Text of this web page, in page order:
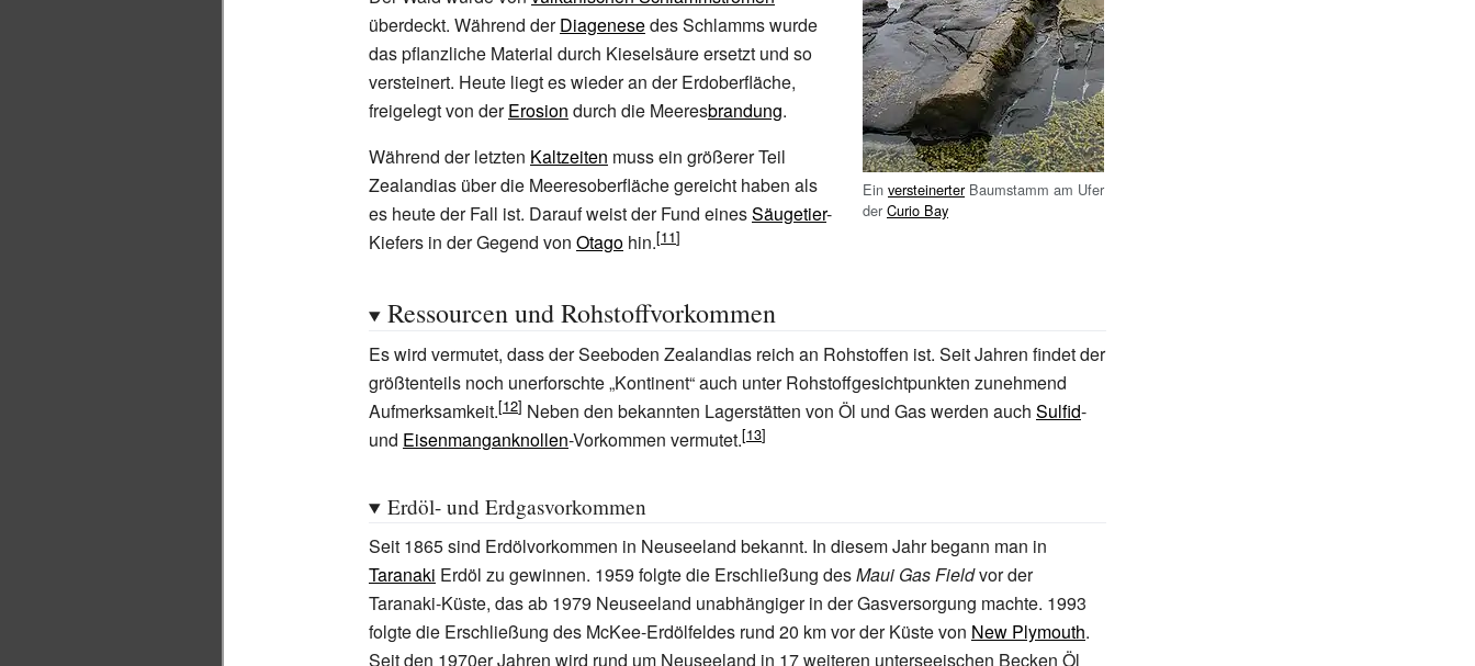
Ein versteinerterBaumstamm am Ufer
der Curio Bay
überdeckt. Während derDiagenesedes Schlamms wurde
das pflanzliche Material durch Kieselsäure ersetzt und so
versteinert. Heute liegt es wieder an der Erdoberfläche,
freigelegt von derErosion durch die Meeresbrandung.
Während der letzten Kaltzeiten muss ein größerer Teil
Zealandias über die Meeresoberfläche gereicht haben als
es heute der Fall ist. Darauf weist der Fund einesSäugetier-
Kiefers in der Gegend von Otago hin.
Ressourcen und Rohstoffvorkommen
Es wird vermutet, dass der Seeboden Zealandias reich an Rohstoffen ist. Seit Jahren findet der
größtenteils noch unerforschte „Kontinent“ auch unter Rohstoffgesichtpunkten zunehmend
Aufmerksamkeit.
Neben den bekannten Lagerstätten von Öl und Gas werden auch Sulfid-
und Eisenmanganknollen-Vorkommen vermutet.
Erdöl- und Erdgasvorkommen
Seit 1865 sind Erdölvorkommen in Neuseeland bekannt. In diesem Jahr begann man in
Taranaki Erdöl zu gewinnen. 1959 folgte die Erschließung desMaui Gas Fieldvor der
Taranaki-Küste, das ab 1979 Neuseeland unabhängiger in der Gasversorgung machte. 1993
folgte die Erschließung des McKee-Erdölfeldes rund 20 km vor der Küste von New Plymouth.
Seit den 1970er Jahren wird rund um Neuseeland in 17weiteren unterseeischen Becken Öl